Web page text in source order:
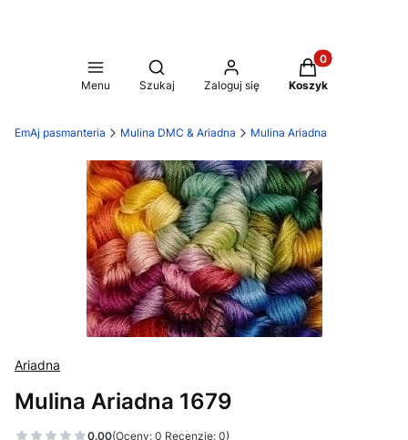
Menu
Otwórz wyszukiwarkę
Szukaj Zaloguj się
Produkty w
Koszyk
EmAj pasmanteria Mulina DMC & Ariadna Mulina Ariadna
Ariadna
Mulina Ariadna 1679
0.00(Oceny: 0 Recenzje: 0)